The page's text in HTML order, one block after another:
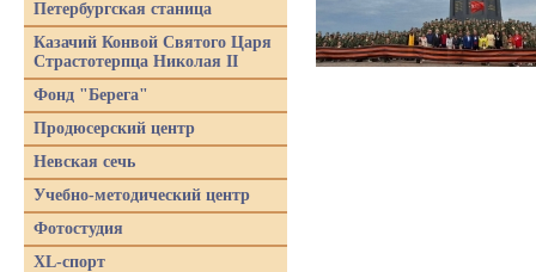
Петербургская станица
Казачий Конвой Святого Царя
Страстотерпца Николая II
Фонд "Берега"
Продюсерский центр
Невская сечь
Учебно-методический центр
Фотостудия
XL-спорт